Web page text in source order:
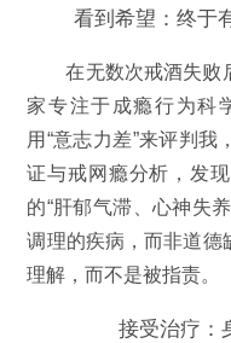
看到希望：终于
在无数次戒酒失败
家专注于成瘾行为科
用“意志力差”来评判
证与戒网瘾分析，发
的“肝郁气滞、心神失
调理的疾病，而非道德
理解，而不是被指责。
接受治疗：